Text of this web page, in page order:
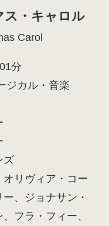
ス・キャロル
Carol
分
ジカル・音楽
ズ
リヴィア・コー
、ジョナサン・
フラ・フィー、